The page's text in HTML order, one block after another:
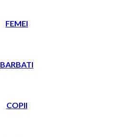
FEMEI
BARBATI
COPII